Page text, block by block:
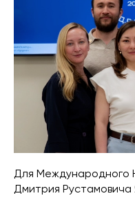
Для Международного
Дмитрия Рустамовича